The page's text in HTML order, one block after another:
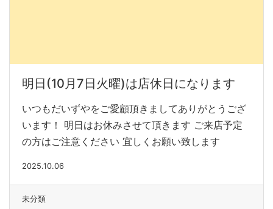
明日(10月7日火曜)は店休日になります
いつもだいずやをご愛顧頂きましてありがとうござ
います！ 明日はお休みさせて頂きます ご来店予定
の方はご注意ください 宜しくお願い致します
2025.10.06
未分類